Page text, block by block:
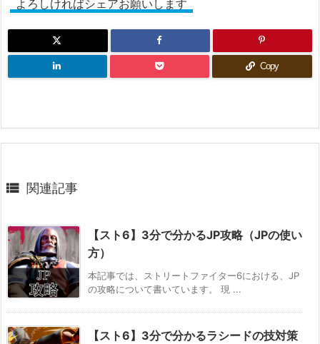
よろしければシェアお願いします
Copy
 関連記事
【スト6】3分で分かるJP攻略（JPの使い
方）
本記事では、ストリートファイター6における、JP
の攻略について書いています。 現 ...
【スト6】3分で分かるラシードの技対策